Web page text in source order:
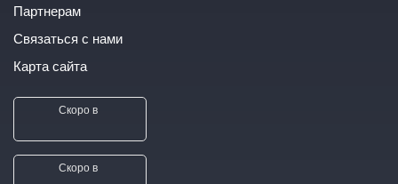
Партнерам
Связаться с нами
Карта сайта
Скоро в
Скоро в